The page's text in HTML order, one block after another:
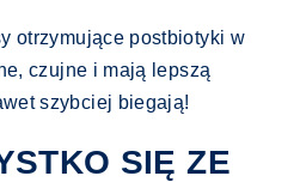
otrzymujące postbiotyki w
czujne i mają lepszą
szybciej biegają!
SIĘ ZE